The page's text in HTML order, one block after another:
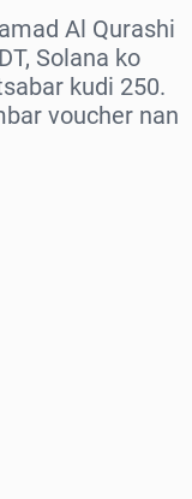
Al Qurashi
Solana ko
kudi 250.
voucher nan